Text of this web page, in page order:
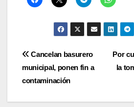
Navegación
de
entradas
Por
la
Cancelan basurero
municipal, ponen fin a
contaminación